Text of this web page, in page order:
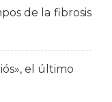
de la fibrosis
el último